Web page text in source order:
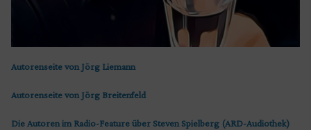
Autorenseite von Jörg Liemann
Autorenseite von Jörg Breitenfeld
Die Autoren im Radio-Feature über Steven Spielberg (ARD-Audiothek)